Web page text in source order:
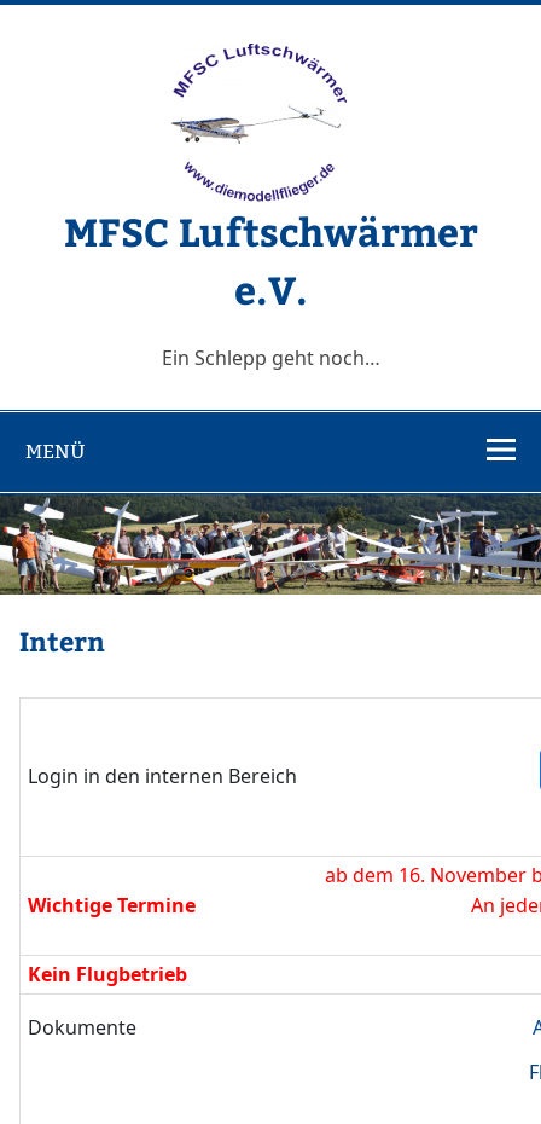
Zum
MFSC Luftschwärmer
e.V.
Ein Schlepp geht noch…
MENÜ
Intern
Login in den internen Bereich
Wichtige Termine
ab dem 16. November
An
Kein Flugbetrieb
Dokumente